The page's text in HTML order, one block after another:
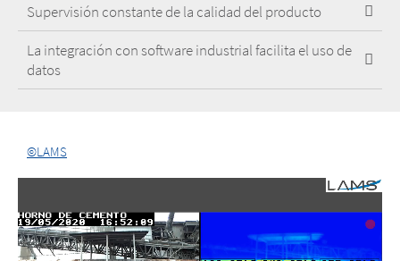
Supervisión constante de la calidad del producto
La integración con software industrial facilita el uso de
datos
©LAMS